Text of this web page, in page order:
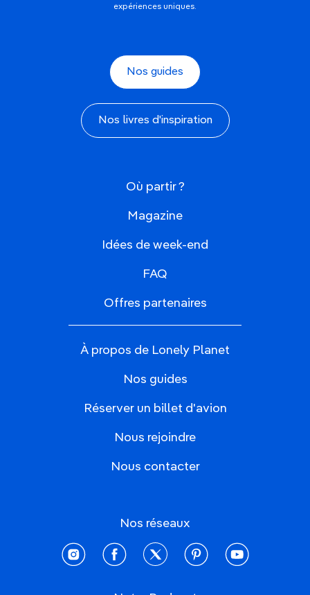
expériences uniques.
Nos guides
Nos livres d'inspiration
Où partir ?
Magazine
Idées de week-end
FAQ
Offres partenaires
À propos de Lonely Planet
Nos guides
Réserver un billet d'avion
Nous rejoindre
Nous contacter
Nos réseaux
instagramfacebooktwitter pinterestyoutube